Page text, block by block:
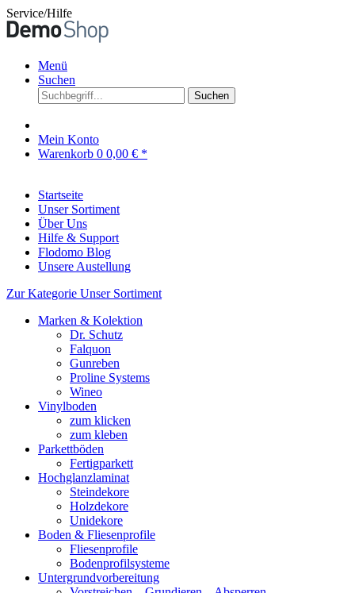
Service/Hilfe
Menü
Suchen
Suchen
Mein Konto
Warenkorb 0 0,00 € *
Startseite
Unser Sortiment
Über Uns
Hilfe & Support
Flodomo Blog
Unsere Austellung
Zur Kategorie Unser Sortiment
Marken & Kolektion
Dr. Schutz
Falquon
Gunreben
Proline Systems
Wineo
Vinylboden
zum klicken
zum kleben
Parkettböden
Fertigparkett
Hochglanzlaminat
Steindekore
Holzdekore
Unidekore
Boden & Fliesenprofile
Fliesenprofile
Bodenprofilsysteme
Untergrundvorbereitung